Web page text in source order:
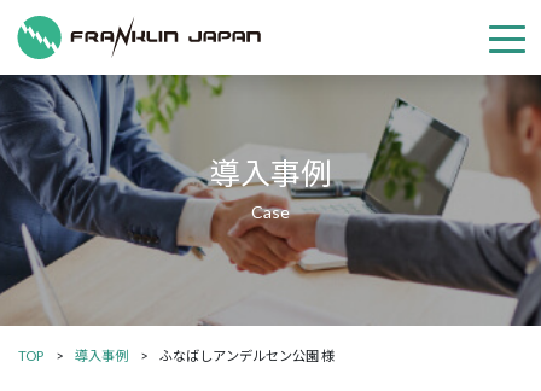
導入事例
TOP 導入事例 ふなばしアンデルセン公園 様